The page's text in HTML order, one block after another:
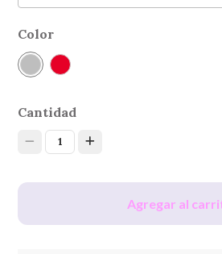
Color
Cantidad
1
Agregar al